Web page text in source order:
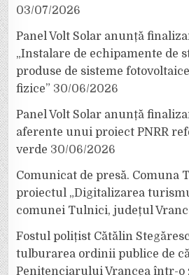
03/07/2026
Panel Volt Solar anunță
„Instalare de echipamente de
produse de sisteme
fizice” 30/06/2026
Panel Volt Solar anunță
aferente unui proiect PNRR
verde 30/06/2026
Comunicat de presă. Comuna
proiectul „Digitalizarea
comunei Tulnici, județul
Fostul polițist Cătălin
tulburarea ordinii publice de
Penitenciarului Vrancea într-o